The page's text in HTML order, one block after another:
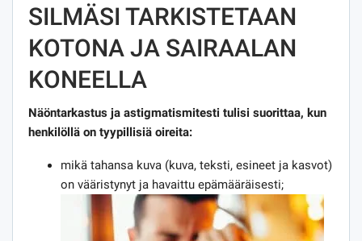
SILMÄSI TARKISTETAAN
KOTONA JA SAIRAALAN
KONEELLA
Näöntarkastus ja astigmatismitesti tulisi suorittaa, kun
henkilöllä on tyypillisiä oireita:
mikä tahansa kuva (kuva, teksti, esineet ja kasvot)
on vääristynyt ja havaittu epämääräisesti;